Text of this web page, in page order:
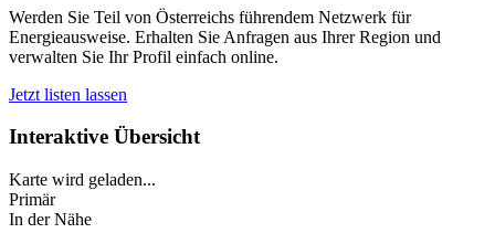
Werden Sie Teil von Österreichs führendem Netzwerk für
Energieausweise. Erhalten Sie Anfragen aus Ihrer Region und
verwalten Sie Ihr Profil einfach online.
Jetzt listen lassen
Interaktive Übersicht
Karte wird geladen...
Primär
In der Nähe